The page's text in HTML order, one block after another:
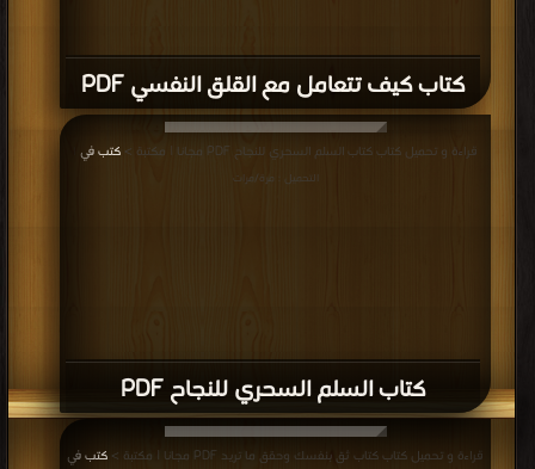
كتاب كيف تتعامل مع القلق النفسي PDF
كتاب السلم السحري للنجاح PDF
قراءة و تحميل كتاب كتاب السلم السحري للنجاح PDF مجانا | مكتبة > كتب في
التحميل : مرة/مرات
قراءة و تحميل كتاب كتاب ثق بنفسك وحقق ما تريد PDF مجانا | مكتبة >
كتب في